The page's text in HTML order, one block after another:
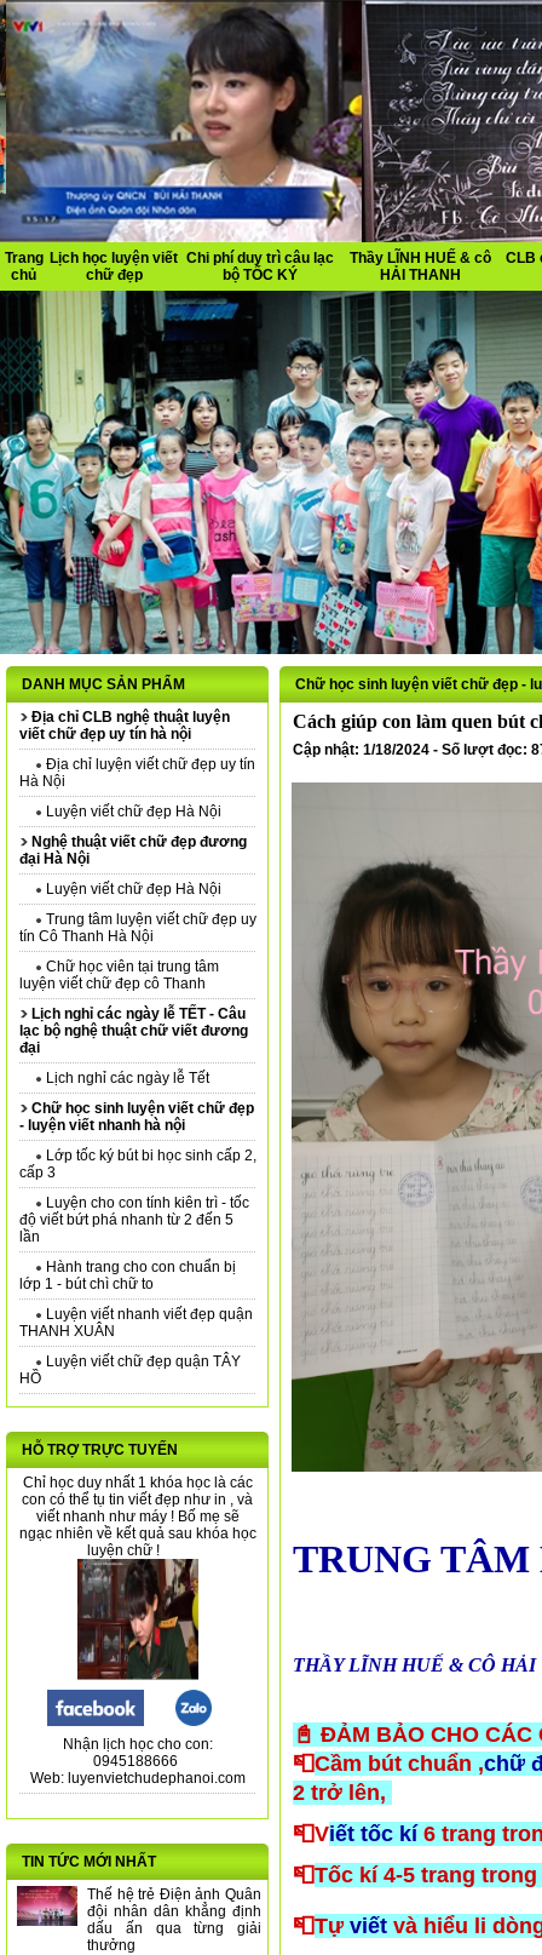
Trang
chủ
Lịch học luyện viết
chữ đẹp
Chi phí duy trì câu lạc
bộ TỐC KÝ
Thầy LĨNH HUẾ & cô
HẢI THANH
CLB
DANH MỤC SẢN PHẨM
Địa chỉ CLB nghệ thuật luyện
viết chữ đẹp uy tín hà nội
Địa chỉ luyện viết chữ đẹp uy tín
Hà Nội
Luyện viết chữ đẹp Hà Nội
Nghệ thuật viết chữ đẹp đương
đại Hà Nội
Luyện viết chữ đẹp Hà Nội
Trung tâm luyện viết chữ đẹp uy
tín Cô Thanh Hà Nội
Chữ học viên tại trung tâm
luyện viết chữ đẹp cô Thanh
Lịch nghỉ các ngày lễ TẾT - Câu
lạc bộ nghệ thuật chữ viết đương
đại
Lịch nghỉ các ngày lễ Tết
Chữ học sinh luyện viết chữ đẹp
- luyện viết nhanh hà nội
Lớp tốc ký bút bi học sinh cấp 2,
cấp 3
Luyện cho con tính kiên trì - tốc
độ viết bứt phá nhanh từ 2 đến 5
lần
Hành trang cho con chuẩn bị
lớp 1 - bút chì chữ to
Luyện viết nhanh viết đẹp quận
THANH XUÂN
Luyện viết chữ đẹp quận TÂY
HỒ
HỖ TRỢ TRỰC TUYẾN
Chỉ học duy nhất 1 khóa học là các
con có thể tụ tin viết đẹp như in , và
viết nhanh như máy ! Bố mẹ sẽ
ngạc nhiên về kết quả sau khóa học
luyện chữ !
Nhận lịch học cho con:
0945188666
Web: luyenvietchudephanoi.com
TIN TỨC MỚI NHẤT
Thế hệ trẻ Điện ảnh Quân
đội nhân dân khẳng định
dấu ấn qua từng giải
thưởng
Chữ học sinh luyện viết chữ đẹp -
Cách giúp con làm quen bút
Cập nhật: 1/18/2024 - Số lượt đọc:
TRUNG
THẦY LĨNH HUẾ & CÔ HẢI
📓 ĐẢM BẢO CHO CÁC
📮Cầm bút chuẩn ,chữ
2 trở lên,
📮Viết tốc kí6 trang
📮Tốc kí 4-5 trang
📮Tựviết và hiểu li